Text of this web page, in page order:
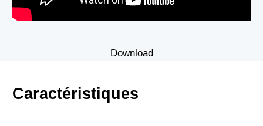
Download
Caractéristiques